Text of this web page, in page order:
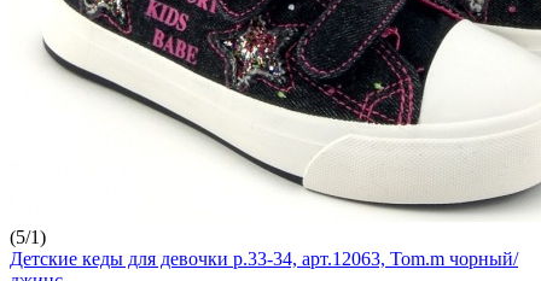
(5/1)
Детские кеды для девочки р.33-34, арт.12063, Tom.m чорный/